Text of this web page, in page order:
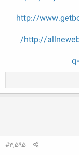
http://
http://
#3,595